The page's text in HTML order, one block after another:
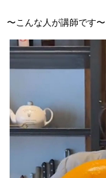
〜こんな人が講師です〜